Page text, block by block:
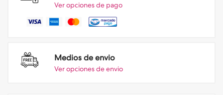
Ver opciones de pago
Medios de envio
Ver opciones de envio